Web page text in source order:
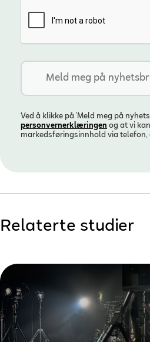
Ved å klikke på 'Meld meg på
personvern­erklæringen og at vi
markedsføringsinnhold via telefon,
Relaterte studier